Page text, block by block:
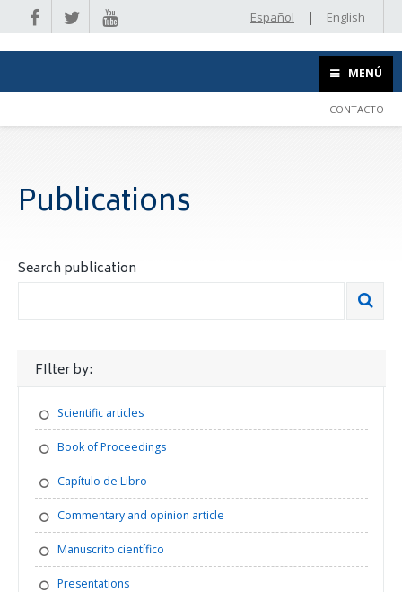
Español | English
MENÚ
CONTACTO
Publications
Search publication
FIlter by:
Scientific articles
Book of Proceedings
Capítulo de Libro
Commentary and opinion article
Manuscrito científico
Presentations